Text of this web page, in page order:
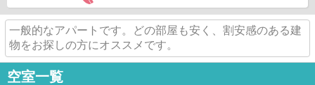
一般的なアパートです。どの部屋も安く、割安感のある建
物をお探しの方にオススメです。
空室一覧